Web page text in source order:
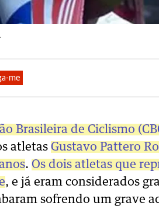
me
Brasileira de Ciclismo
atletas Gustavo Pattero
. Os dois atletas que
, e já eram considerados
sofrendo um grave